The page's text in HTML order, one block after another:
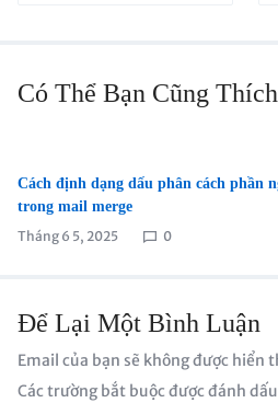
Có Thể Bạn Cũng Thích
Cách định dạng dấu phân cách phần
trong mail merge
Tháng 6 5, 2025
0
Để Lại Một Bình Luận
Email của bạn sẽ không được hiển
Các trường bắt buộc được đánh dấu